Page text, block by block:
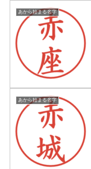
あから始まる名字
あから始まる名字